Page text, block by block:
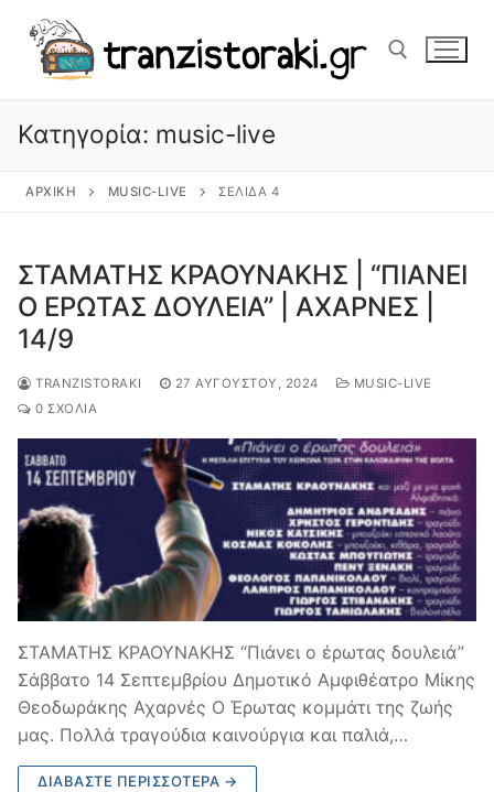
περιεχόμενο
Αναζήτηση για:
Κατηγορία: music-live
ΑΡΧΙΚΉ MUSIC-LIVE ΣΕΛΊΔΑ 4
ΣΤΑΜΑΤΗΣ ΚΡΑΟΥΝΑΚΗΣ | “ΠΙΑΝΕΙ
Ο ΕΡΩΤΑΣ ΔΟΥΛΕΙΑ” | ΑΧΑΡΝΕΣ |
14/9
TRANZISTORAKI 27 ΑΥΓΟΎΣΤΟΥ, 2024
MUSIC-LIVE
0 ΣΧΌΛΙΑ
ΣΤΑΜΑΤΗΣ ΚΡΑΟΥΝΑΚΗΣ “Πιάνει ο έρωτας δουλειά”
Σάββατο 14 Σεπτεμβρίου Δημοτικό Αμφιθέατρο Μίκης
Θεοδωράκης Αχαρνές Ο Έρωτας κομμάτι της ζωής
μας. Πολλά τραγούδια καινούργια και παλιά,…
ΔΙΑΒΆΣΤΕ ΠΕΡΙΣΣΌΤΕΡΑ →